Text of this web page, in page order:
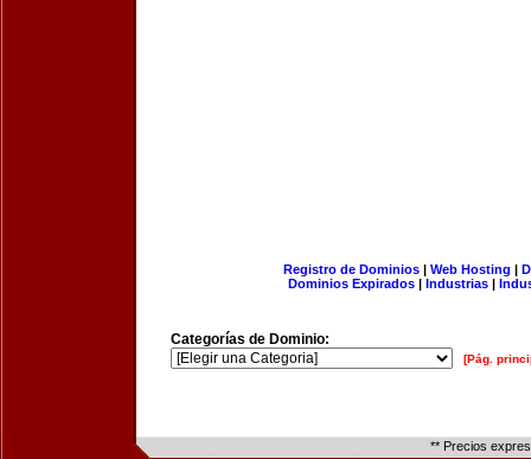
Registro de Dominios| Web Hosting |
Dominios Expirados | Industrias |
Categorías de Dominio:
[Pág.
** Precios